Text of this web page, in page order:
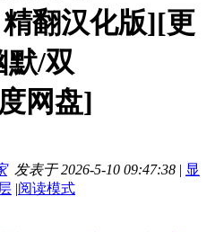
精翻汉化版][更
默/双
网盘]
发表于 2026-5-10 09:47:38 | 显
|阅读模式